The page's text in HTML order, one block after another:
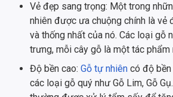
Vẻ đẹp sang trọng: Một trong
nhiên được ưa chuộng chính là vẻ
và thống nhất của nó. Các loại gỗ
trưng, mỗi cây gỗ là một tác phẩm
Độ bền cao: Gỗ tự nhiên có độ
các loại gỗ quý như Gỗ Lim, Gỗ